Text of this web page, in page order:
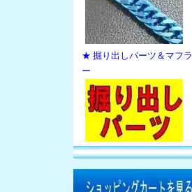
★ 掘り出しパーツ＆マフラ
ー